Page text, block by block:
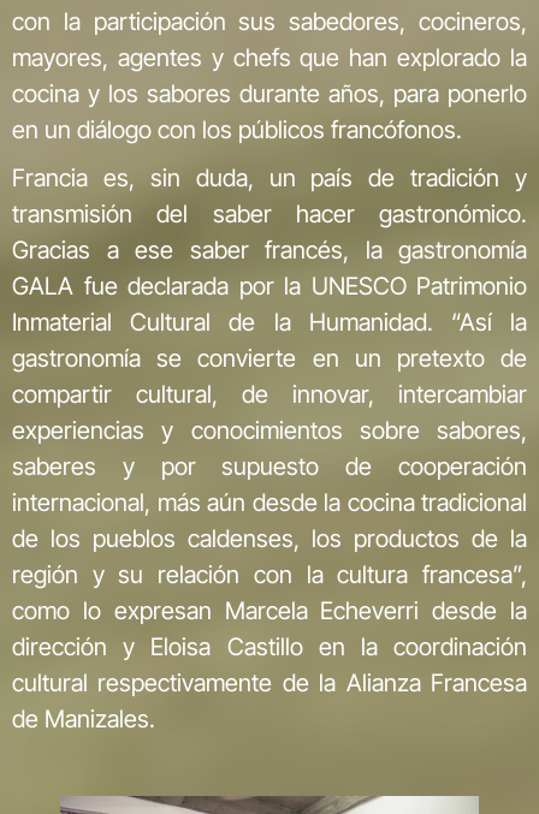
con la participación sus sabedores, cocineros,
mayores, agentes y chefs que han explorado la
cocina y los sabores durante años, para ponerlo
en un diálogo con los públicos francófonos.
Francia es, sin duda, un país de tradición y
transmisión del saber hacer gastronómico.
Gracias a ese saber francés, la gastronomía
GALA fue declarada por la UNESCO Patrimonio
Inmaterial Cultural de la Humanidad. “Así la
gastronomía se convierte en un pretexto de
compartir cultural, de innovar, intercambiar
experiencias y conocimientos sobre sabores,
saberes y por supuesto de cooperación
internacional, más aún desde la cocina tradicional
de los pueblos caldenses, los productos de la
región y su relación con la cultura francesa”,
como lo expresan Marcela Echeverri desde la
dirección y Eloisa Castillo en la coordinación
cultural respectivamente de la Alianza Francesa
de Manizales.